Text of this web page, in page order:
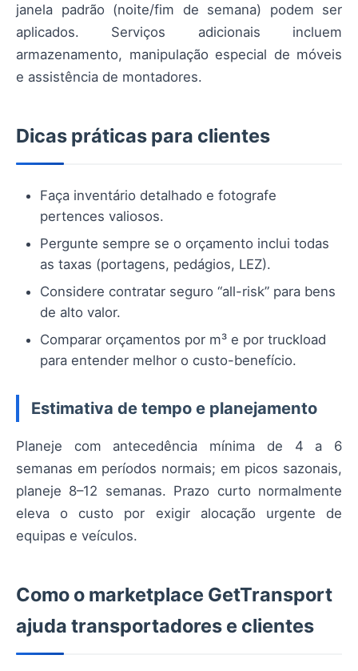
janela padrão (noite/fim de semana) podem ser
aplicados. Serviços adicionais incluem
armazenamento, manipulação especial de móveis
e assistência de montadores.
Dicas práticas para clientes
Faça inventário detalhado e fotografe
pertences valiosos.
Pergunte sempre se o orçamento inclui todas
as taxas (portagens, pedágios, LEZ).
Considere contratar seguro “all-risk” para bens
de alto valor.
Comparar orçamentos por m³ e por truckload
para entender melhor o custo-benefício.
Estimativa de tempo e planejamento
Planeje com antecedência mínima de 4 a 6
semanas em períodos normais; em picos sazonais,
planeje 8–12 semanas. Prazo curto normalmente
eleva o custo por exigir alocação urgente de
equipas e veículos.
Como o marketplace GetTransport
ajuda transportadores e clientes